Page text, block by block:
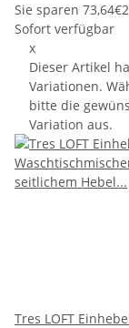
Sie sparen 73,64€
Sofort verfügbar
x
Dieser Artikel
Variationen.
bitte die
Variation aus.
Tres LOFT